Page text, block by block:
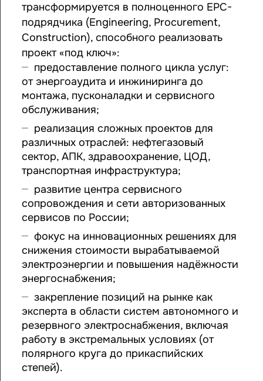
трансформируется в полноценного EPC-
подрядчика (Engineering, Procurement,
Construction), способного реализовать
проект «под ключ»:
предоставление полного цикла услуг:
от энергоаудита и инжиниринга до
монтажа, пусконаладки и сервисного
обслуживания;
реализация сложных проектов для
различных отраслей: нефтегазовый
сектор, АПК, здравоохранение, ЦОД,
транспортная инфраструктура;
развитие центра сервисного
сопровождения и сети авторизованных
сервисов по России;
фокус на инновационных решениях для
снижения стоимости вырабатываемой
электроэнергии и повышения надёжности
энергоснабжения;
закрепление позиций на рынке как
эксперта в области систем автономного и
резервного электроснабжения, включая
работу в экстремальных условиях (от
полярного круга до прикаспийских
степей).